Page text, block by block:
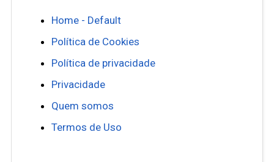
Home - Default
Política de Cookies
Política de privacidade
Privacidade
Quem somos
Termos de Uso